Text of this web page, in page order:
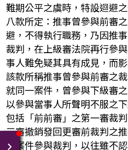
難期公平之虞時，特設迴避
八款所定：推事曾參與前審
避，不得執行職務，乃因推
裁判，在上級審法院再行參
事人難免疑其具有成見，而
該款所稱推事曾參與前審之
就同一案件，曾參與下級審
以參與當事人所聲明不服之
包括「前前審」之第一審裁
三審撤銷發回更審前裁判之
一案件參與裁判，以往雖不